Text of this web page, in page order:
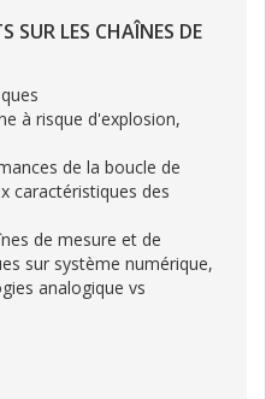
SUR LES CHAÎNES DE
à risque d'explosion,
de la boucle de
caractéristiques des
de mesure et de
sur système numérique,
analogique vs